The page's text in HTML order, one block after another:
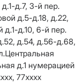
д.7, 3-й пер.
д.5-д.18, д.22,
д.10, 6-й пер.
д.54, д.56-д.68,
д.1 нумерацией
77хххх